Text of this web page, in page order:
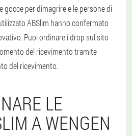
gocce per dimagrire e le persone di
ABSlim hanno confermato
Puoi ordinare i drop sul sito
del ricevimento tramite
del ricevimento.
LE
A WENGEN